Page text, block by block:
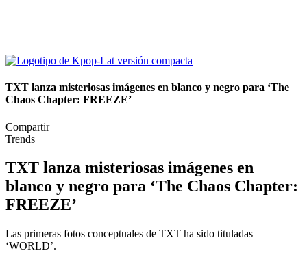
TXT lanza misteriosas imágenes en blanco y negro para ‘The
Chaos Chapter: FREEZE’
Compartir
Trends
TXT lanza misteriosas imágenes en
blanco y negro para ‘The Chaos Chapter:
FREEZE’
Las primeras fotos conceptuales de TXT ha sido tituladas
‘WORLD’.